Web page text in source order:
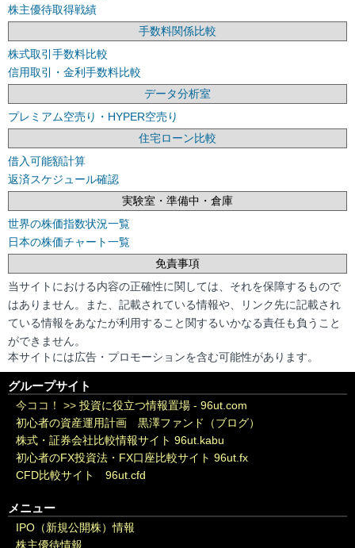
株主優待取得戦績
手数料関係比較
株式取引手数料比較
信用取引・金利手数料比較
データ分析室
プレミアム空売り・HYPER空売り
住宅ローン比較
借入可能額計算
返済スケジュール確認
実験室・準備中・倉庫
世界の株価指数状況一覧
日本の株価チャート一覧
免責事項
当サイトにおける内容の正確性に関しては、それを保障するもので
はありません。また、記載されている情報や、リンク先に記載され
ている情報をあなたが利用すること関するいかなる責任も負うこと
ができません。
本サイトには広告・プロモーションを含む可能性があります。
グループサイト
今ココ！ >> 投資に役立つ情報置場 - 96ut.com
初心者の資産運用計画 黒澤ファンド（ブログ）
株式・証券会社比較情報サイト 96ut.kabu
初心者のFX投資法・FX口座比較サイト 96ut.fx
CFD比較サイト 96ut.cfd
メニュー
IPO（新規公開株）情報
株主優待情報